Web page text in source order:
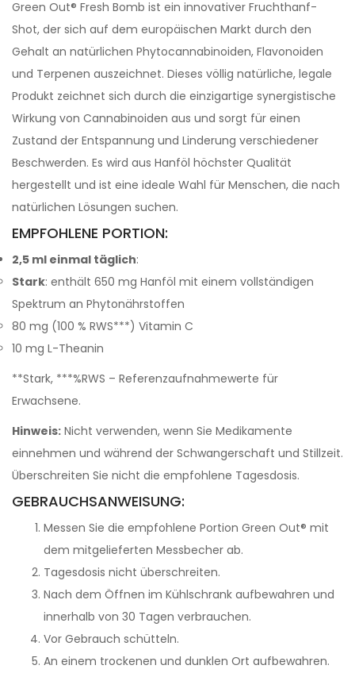
Green Out® Fresh Bomb ist ein innovativer Fruchthanf-
Shot, der sich auf dem europäischen Markt durch den
Gehalt an natürlichen Phytocannabinoiden, Flavonoiden
und Terpenen auszeichnet. Dieses völlig natürliche, legale
Produkt zeichnet sich durch die einzigartige synergistische
Wirkung von Cannabinoiden aus und sorgt für einen
Zustand der Entspannung und Linderung verschiedener
Beschwerden. Es wird aus Hanföl höchster Qualität
hergestellt und ist eine ideale Wahl für Menschen, die nach
natürlichen Lösungen suchen.
EMPFOHLENE PORTION:
2,5 ml einmal täglich:
Stark: enthält 650 mg Hanföl mit einem vollständigen
Spektrum an Phytonährstoffen
80 mg (100 % RWS***) Vitamin C
10 mg L-Theanin
**Stark, ***%RWS – Referenzaufnahmewerte für
Erwachsene.
Hinweis: Nicht verwenden, wenn Sie Medikamente
einnehmen und während der Schwangerschaft und Stillzeit.
Überschreiten Sie nicht die empfohlene Tagesdosis.
GEBRAUCHSANWEISUNG:
Messen Sie die empfohlene Portion Green Out® mit
dem mitgelieferten Messbecher ab.
Tagesdosis nicht überschreiten.
Nach dem Öffnen im Kühlschrank aufbewahren und
innerhalb von 30 Tagen verbrauchen.
Vor Gebrauch schütteln.
An einem trockenen und dunklen Ort aufbewahren.